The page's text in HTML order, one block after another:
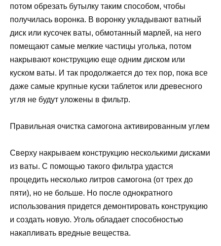
потом обрезать бутылку таким способом, чтобы
получилась воронка. В воронку укладывают ватный
диск или кусочек ваты, обмотанный марлей, на него
помещают самые мелкие частицы уголька, потом
накрывают конструкцию еще одним диском или
куском ваты. И так продолжается до тех пор, пока все
даже самые крупные куски таблеток или древесного
угля не будут уложены в фильтр.
Правильная очистка самогона активированным углем
Сверху накрываем конструкцию несколькими дисками
из ваты. С помощью такого фильтра удастся
процедить несколько литров самогона (от трех до
пяти), но не больше. Но после однократного
использования придется демонтировать конструкцию
и создать новую. Уголь обладает способностью
накапливать вредные вещества.